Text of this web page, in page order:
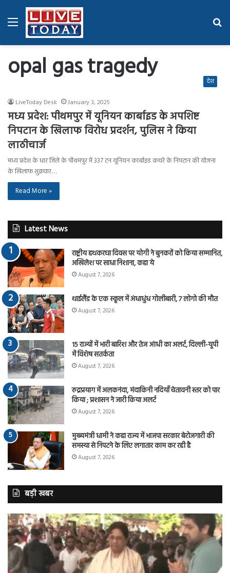
Menu
opal gas tragedy देश
LiveToday Desk January 3, 2025
मध्य प्रदेश: पीथमपुर में यूनियन कार्बाइड के अपशिष्ट
निपटान के खिलाफ विरोध प्रदर्शन, पुलिस ने किया
लाठीचार्ज
मध्य प्रदेश के धार जिले के पीथमपुर में 337 टन यूनियन कार्बाइड कचरे के निपटान की योजना
के खिलाफ शुक्रवार…
Read More »
Latest News
राष्ट्रीय हथकरघा दिवस पर योगी ने बुनकरों को किया सम्मानित,
अखिलेश पर साधा निशाना, कहा ये
August 7, 2026
थाईलैंड के एक स्कूल में अंधाधुंध गोलीबारी, 7 लोगो की मौत
August 7, 2026
15 राज्यों में भारी बारिश और तेज आंधी का अलर्ट, दिल्ली-यूपी
में विशेष सतर्कता
August 7, 2026
रुद्रप्रयाग में अलकनंदा, मंदाकिनी नदियाँ चेतावनी स्तर को पार
किया ; प्रशासन ने जारी किया अलर्ट
August 7, 2026
मुख्यमंत्री धामी ने कहा राज्य में भाजपा सरकार बेरोजगारी की
समस्या से निपटने के लिए लगातार काम कर रही है
August 7, 2026
बड़ी खबर